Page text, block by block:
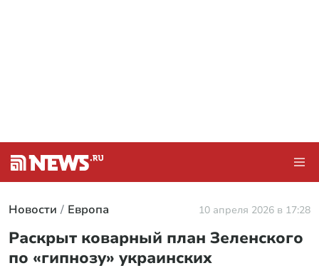
Новости Европа 10 апреля 2026 в 17:28
Раскрыт коварный план Зеленского
по «гипнозу» украинских